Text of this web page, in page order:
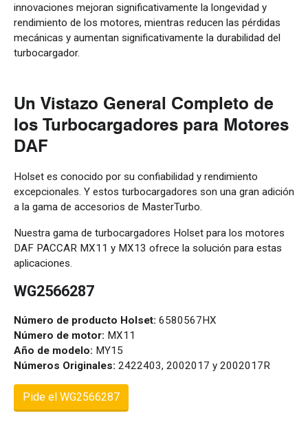
innovaciones mejoran significativamente la longevidad y
rendimiento de los motores, mientras reducen las pérdidas
mecánicas y aumentan significativamente la durabilidad del
turbocargador.
Un Vistazo General Completo de
los Turbocargadores para Motores
DAF
Holset es conocido por su confiabilidad y rendimiento
excepcionales. Y estos turbocargadores son una gran adición
a la gama de accesorios de MasterTurbo.
Nuestra gama de turbocargadores Holset para los motores
DAF PACCAR MX11 y MX13 ofrece la solución para estas
aplicaciones.
WG2566287
Número de producto Holset: 6580567HX
Número de motor: MX11
Año de modelo: MY15
Números Originales: 2422403, 2002017 y 2002017R
Pide el WG2566287